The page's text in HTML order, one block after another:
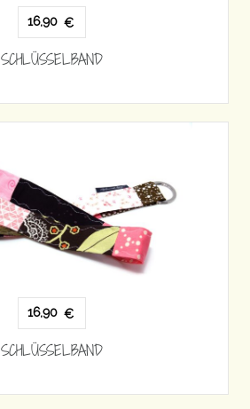
16,90 €
SCHLÜSSELBAND
16,90 €
SCHLÜSSELBAND